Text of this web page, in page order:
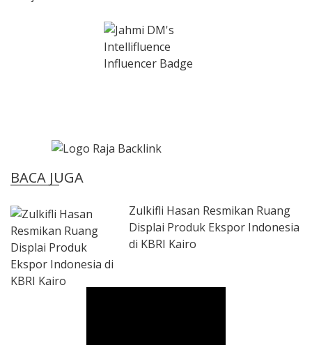
BACA JUGA
Zulkifli Hasan Resmikan Ruang
Displai Produk Ekspor Indonesia
di KBRI Kairo